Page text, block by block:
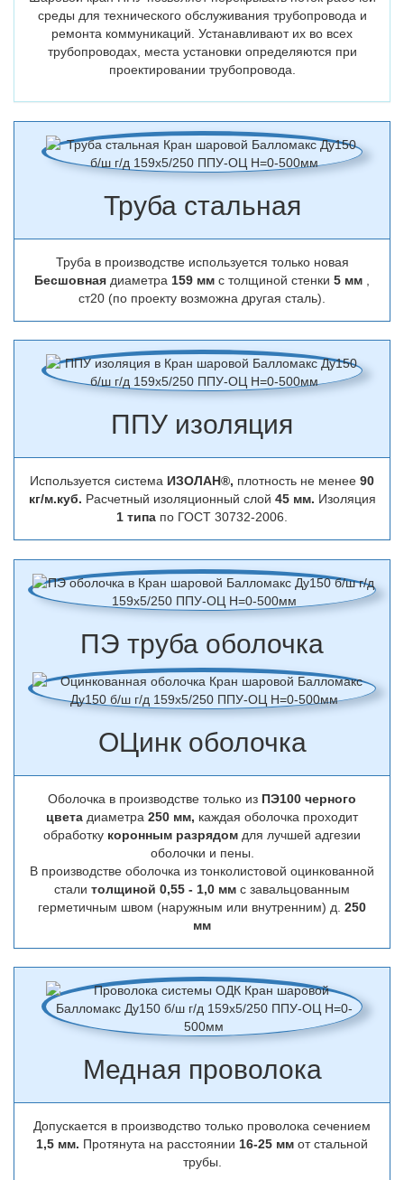
среды для технического обслуживания трубопровода и
ремонта коммуникаций. Устанавливают их во всех
трубопроводах, места установки определяются при
проектировании трубопровода.
Труба стальная
Труба в производстве используется только новая
Бесшовная диаметра 159 мм с толщиной стенки 5 мм
ст20 (по проекту возможна другая сталь).
ППУ изоляция
Используется система ИЗОЛАН®, плотность не менее 90
кг/м.куб. Расчетный изоляционный слой 45 мм. Изоляция
1 типа по ГОСТ 30732-2006.
ПЭ труба оболочка
ОЦинк оболочка
Оболочка в производстве только из ПЭ100 черного
цвета диаметра 250 мм, каждая оболочка проходит
обработку коронным разрядом для лучшей адгезии
оболочки и пены.
В производстве оболочка из тонколистовой оцинкованной
стали толщиной 0,55 - 1,0 мм с завальцованным
герметичным швом (наружным или внутренним) д. 250
мм
Медная проволока
Допускается в производство только проволока сечением
1,5 мм. Протянута на расстоянии 16-25 мм от стальной
трубы.